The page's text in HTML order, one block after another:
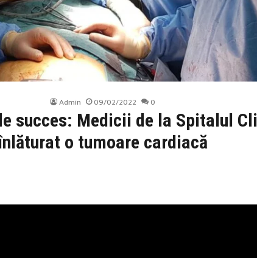
Admin 09/02/2022 0
succes: Medicii de la Spitalul
o tumoare cardiacă